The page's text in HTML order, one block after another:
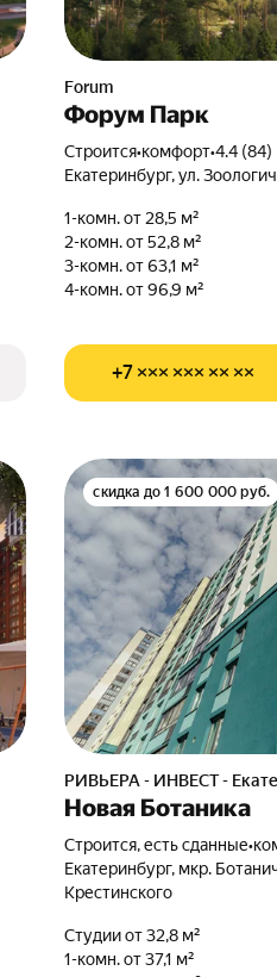
Forum
Форум Парк
Строится•комфорт•4.4 (84)
Екатеринбург, ул.
1-комн. от 28,5 м²
2-комн. от 52,8 м²
3-комн. от 63,1 м²
4-комн. от 96,9 м²
+7 ××× ××× ×× ××
скидка до 1 600 000 руб.
РИВЬЕРА - ИНВЕСТ -
Новая Ботаника
Строится, есть сданные•
Екатеринбург, мкр.
Крестинского
Студии от 32,8 м²
1-комн. от 37,1 м²